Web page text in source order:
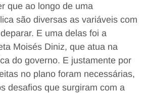
que ao longo de uma
são diversas as variáveis com
E uma delas foi a
Moisés Diniz, que atua na
do governo. E justamente por
no plano foram necessárias,
desafios que surgiram com a